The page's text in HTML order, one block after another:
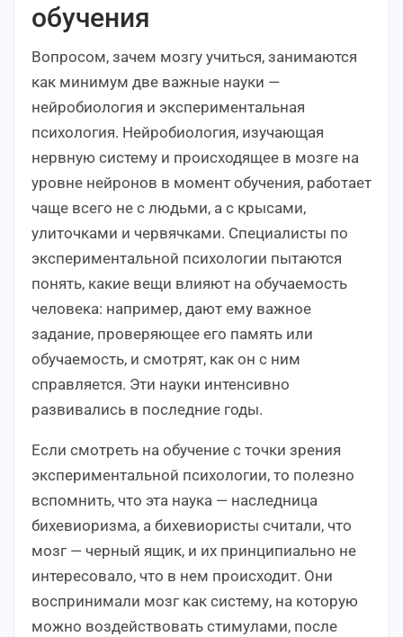
обучения
Вопросом, зачем мозгу учиться, занимаются
как минимум две важные науки —
нейробиология и экспериментальная
психология. Нейробиология, изучающая
нервную систему и происходящее в мозге на
уровне нейронов в момент обучения, работает
чаще всего не с людьми, а с крысами,
улиточками и червячками. Специалисты по
экспериментальной психологии пытаются
понять, какие вещи влияют на обучаемость
человека: например, дают ему важное
задание, проверяющее его память или
обучаемость, и смотрят, как он с ним
справляется. Эти науки интенсивно
развивались в последние годы.
Если смотреть на обучение с точки зрения
экспериментальной психологии, то полезно
вспомнить, что эта наука — наследница
бихевиоризма, а бихевиористы считали, что
мозг — черный ящик, и их принципиально не
интересовало, что в нем происходит. Они
воспринимали мозг как систему, на которую
можно воздействовать стимулами, после